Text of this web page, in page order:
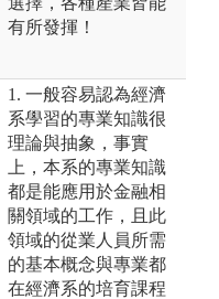
有所發揮！
1. 一般容易認為經濟
系學習的專業知識很
理論與抽象，事實
上，本系的專業知識
都是能應用於金融相
關領域的工作，且此
領域的從業人員所需
的基本概念與專業都
在經濟系的培育課程